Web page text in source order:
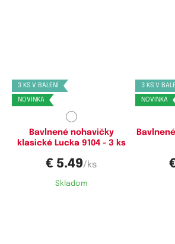
3 KS V BALENÍ
NOVINKA
M,L,
Bavlnené nohavičky
klasické Lucka 9104 - 3 ks
€ 5.49/ks
Skladom
3 KS V
NOVINKA